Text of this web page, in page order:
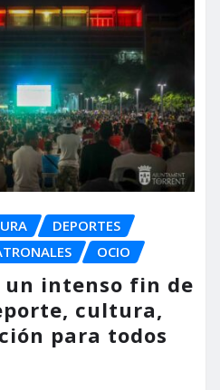
DEPORTES
OCIO
intenso fin de
cultura,
para todos